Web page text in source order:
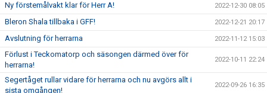
Ny förstemålvakt klar för Herr A! 2022-12-30 08:05
Bleron Shala tillbaka i GFF! 2022-12-21 20:17
Avslutning för herrarna 2022-11-12 15:03
Förlust i Teckomatorp och säsongen därmed över för
herrarna!
2022-10-11 22:24
Segertåget rullar vidare för herrarna och nu avgörs allt i
sista omgången!
2022-09-26 16:35